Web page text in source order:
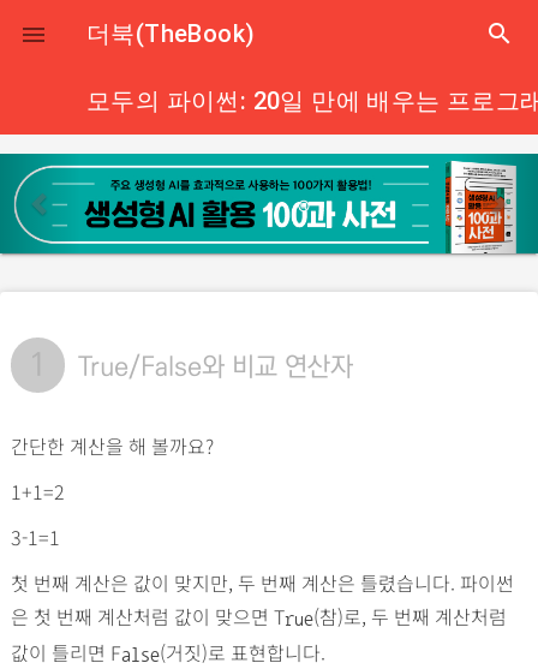
close
 더북(TheBook) search
모두의 파이썬: 20일 만에 배우는 프로그
p
r
e
o
n
e
x
True/False와 비교 연산자
간단한 계산을 해 볼까요?
1+1=2
3-1=1
첫 번째 계산은 값이 맞지만, 두 번째 계산은 틀렸습니다. 파이썬
은 첫 번째 계산처럼 값이 맞으면 True(참)로, 두 번째 계산처럼
값이 틀리면 False(거짓)로 표현합니다.